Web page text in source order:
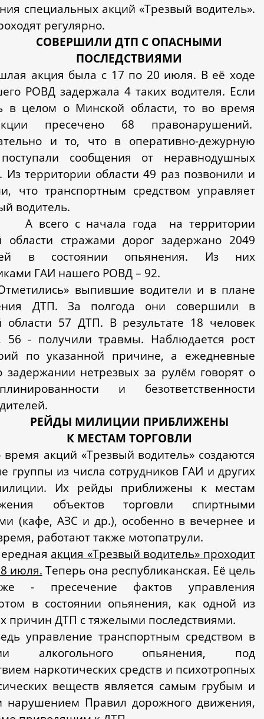
специальных акций «Трезвый водитель».
регулярно.
СОВЕРШИЛИ ДТП С ОПАСНЫМИ
ПОСЛЕДСТВИЯМИ
акция была с 17 по 20 июля. В её ходе
РОВД задержала 4 таких водителя. Если
в целом о Минской области, то во время
пресечено 68 правонарушений.
и то, что в оперативно-дежурную
сообщения от неравнодушных
Из территории области 49 раз позвонили и
что транспортным средством управляет
водитель.
А всего с начала года
на территории
области стражами дорог задержано 2049
в состоянии опьянения. Из них
ГАИ нашего РОВД – 92.
выпившие водители и в плане
ДТП. За полгода они совершили в
области 57 ДТП. В результате 18 человек
56 - получили травмы. Наблюдается рост
по указанной причине, а ежедневные
задержании нетрезвых за рулём говорят о
и безответственности
РЕЙДЫ МИЛИЦИИ ПРИБЛИЖЕНЫ
К МЕСТАМ ТОРГОВЛИ
акций «Трезвый водитель» создаются
группы из числа сотрудников ГАИ и других
Их рейды приближены к местам
объектов торговли спиртными
(кафе, АЗС и др.), особенно в вечернее и
работают также мотопатрули.
акция «Трезвый водитель» проходит
июля. Теперь она республиканская. Её цель
- пресечение фактов управления
в состоянии опьянения, как одной из
причин ДТП с тяжелыми последствиями.
управление транспортным средством в
алкогольного опьянения, под
наркотических средств и психотропных
веществ является самым грубым и
нарушением Правил дорожного движения,